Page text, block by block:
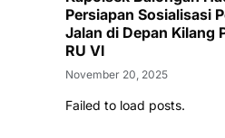
Persiapan Sosialisasi
Jalan di Depan Kilang
RU VI
November 20, 2025
Failed to load posts.